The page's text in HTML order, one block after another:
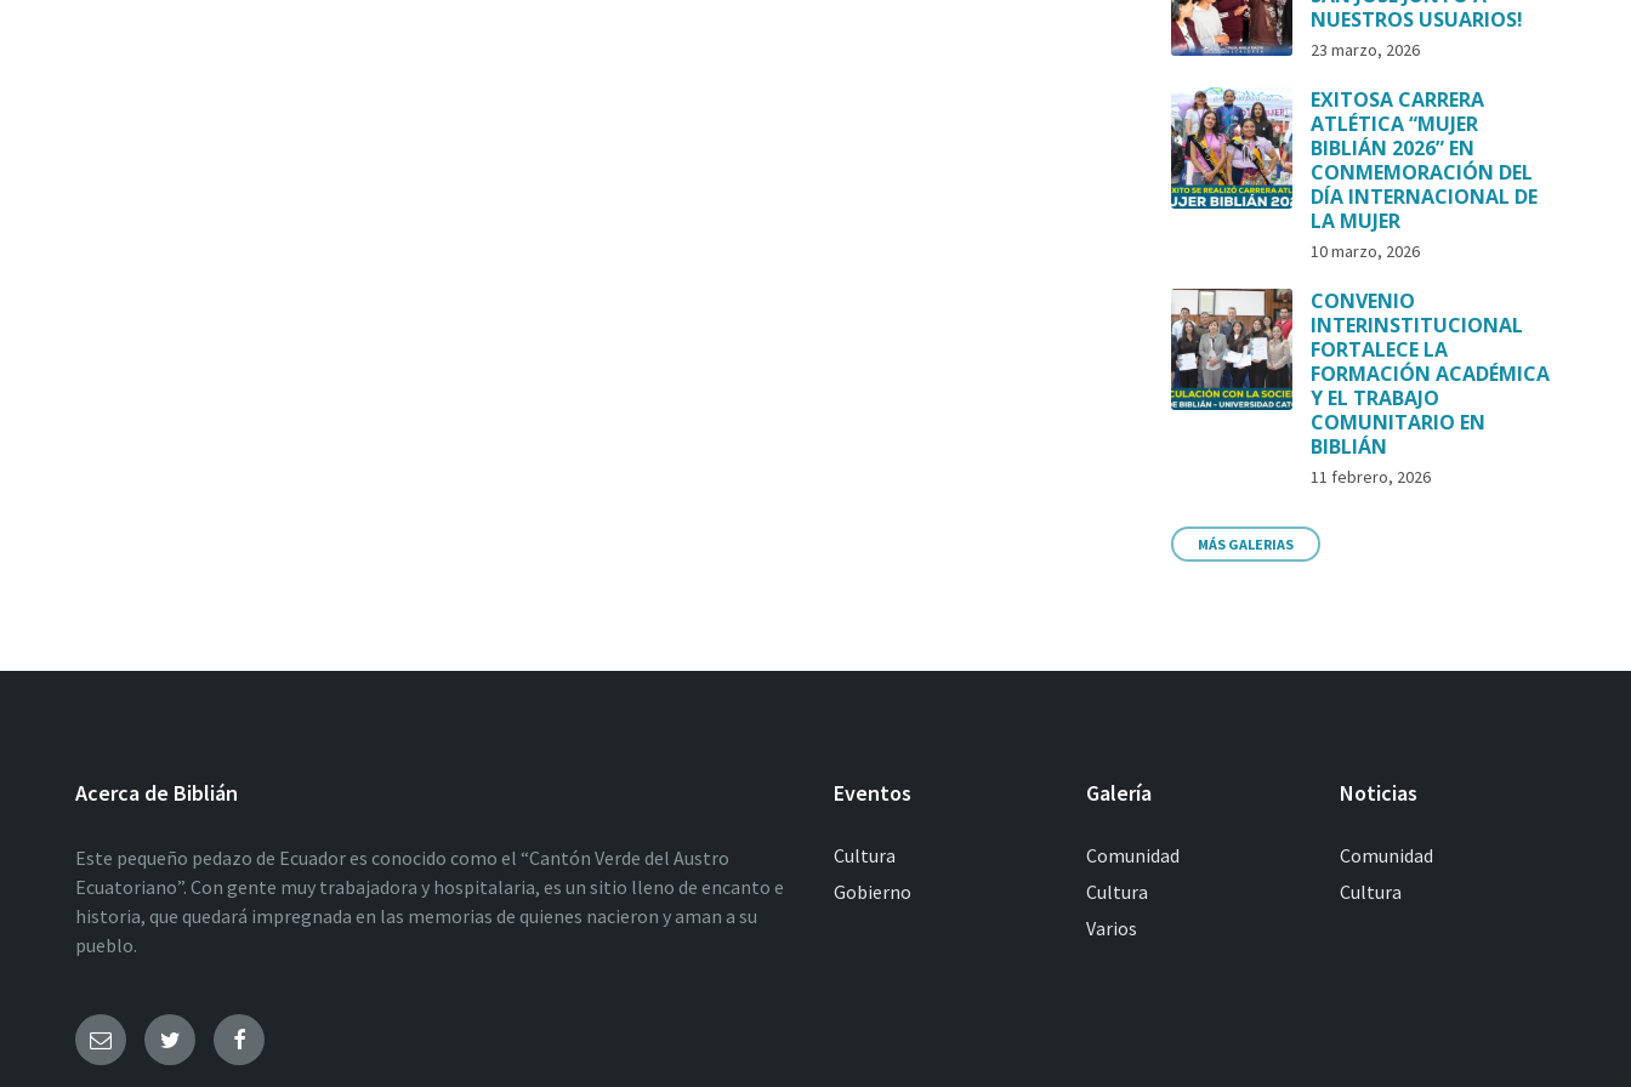
NUESTROS USUARIOS!
23 marzo, 2026
EXITOSA CARRERA
ATLÉTICA “MUJER
BIBLIÁN 2026” EN
CONMEMORACIÓN DEL
DÍA INTERNACIONAL DE
LA MUJER
10 marzo, 2026
CONVENIO
INTERINSTITUCIONAL
FORTALECE LA
FORMACIÓN ACADÉMICA
Y EL TRABAJO
COMUNITARIO EN
BIBLIÁN
11 febrero, 2026
MÁS GALERIAS
Acerca de Biblián
Este pequeño pedazo de Ecuador es conocido como el “Cantón Verde del Austro
Ecuatoriano”. Con gente muy trabajadora y hospitalaria, es un sitio lleno de encanto e
historia, que quedará impregnada en las memorias de quienes nacieron y aman a su
pueblo.
Eventos
Cultura
Gobierno
Galería
Comunidad
Cultura
Varios
Noticias
Comunidad
Cultura